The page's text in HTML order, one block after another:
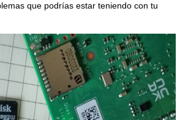
que podrías estar teniendo con tu